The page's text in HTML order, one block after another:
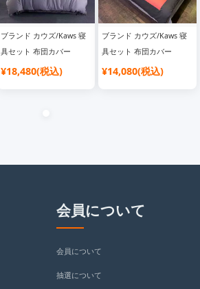
ブランド カウズ/Kaws 寝
具セット 布団カバー
¥18,480(税込)
ブランド カウズ/Kaws 寝
具セット 布団カバー
¥14,080(税込)
会員について
会員について
抽選について